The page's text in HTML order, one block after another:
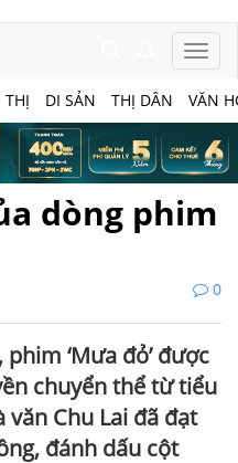
DI SẢN THỊ DÂN VĂN
dòng phim
0
‘Mưa đỏ’ được
chuyển thể từ tiểu
Chu Lai đã đạt
đánh dấu cột